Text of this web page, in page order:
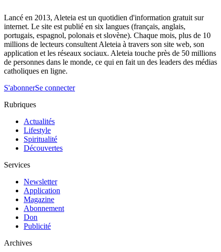
Lancé en 2013, Aleteia est un quotidien d'information gratuit sur
internet. Le site est publié en six langues (français, anglais,
portugais, espagnol, polonais et slovène). Chaque mois, plus de 10
millions de lecteurs consultent Aleteia à travers son site web, son
application et les réseaux sociaux. Aleteia touche près de 50 millions
de personnes dans le monde, ce qui en fait un des leaders des médias
catholiques en ligne.
S'abonnerSe connecter
Rubriques
Actualités
Lifestyle
Spiritualité
Découvertes
Services
Newsletter
Application
Magazine
Abonnement
Don
Publicité
Archives